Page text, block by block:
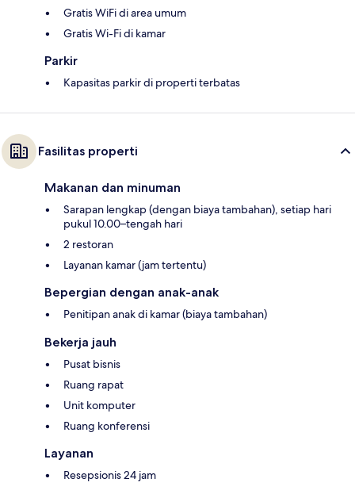
Gratis WiFi di area umum
Gratis Wi-Fi di kamar
Parkir
Kapasitas parkir di properti terbatas
Fasilitas properti
Makanan dan minuman
Sarapan lengkap (dengan biaya tambahan), setiap hari
pukul 10.00–tengah hari
2 restoran
Layanan kamar (jam tertentu)
Bepergian dengan anak-anak
Penitipan anak di kamar (biaya tambahan)
Bekerja jauh
Pusat bisnis
Ruang rapat
Unit komputer
Ruang konferensi
Layanan
Resepsionis 24 jam